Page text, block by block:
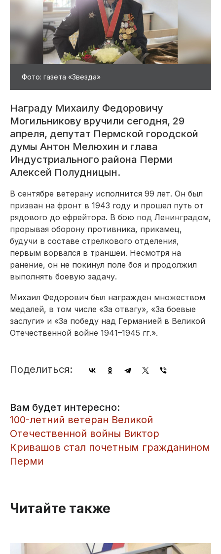
Фото: газета «Звезда»
Награду Михаилу Федоровичу
Могильникову вручили сегодня, 29
апреля, депутат Пермской городской
думы Антон Мелюхин и глава
Индустриального района Перми
Алексей Полудницын.
В сентябре ветерану исполнится 99 лет. Он был
призван на фронт в 1943 году и прошел путь от
рядового до ефрейтора. В бою под Ленинградом,
прорывая оборону противника, прикамец,
будучи в составе стрелкового отделения,
первым ворвался в траншеи. Несмотря на
ранение, он не покинул поле боя и продолжил
выполнять боевую задачу.
Михаил Федорович был награжден множеством
медалей, в том числе «За отвагу», «За боевые
заслуги» и «За победу над Германией в Великой
Отечественной войне 1941–1945 гг.».
Поделиться:
Вам будет интересно:
​100-летний ветеран Великой
Отечественной войны Виктор
Кривашов стал почетным гражданином
Перми
Читайте также